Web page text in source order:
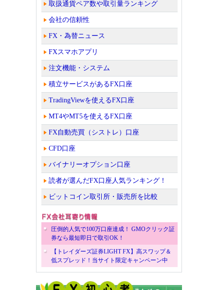
取扱通貨ペア数や取引量ランキング
会社の信頼性
FX・為替ニュース
FXスマホアプリ
注文機能・システム
積立サービスがあるFX口座
TradingViewを使えるFX口座
MT4やMT5を使えるFX口座
FX自動売買（シストレ）口座
CFD口座
バイナリーオプション口座
読者が選んだFX口座人気ランキング！
ビットコイン取引所・販売所を比較
圧倒的人気で100万口座達成！ GMOクリック証
券なら最短即日で取引OK！
【トレイダーズ証券LIGHT FX】高スワップ＆
低スプレッド！当サイト限定キャンペーン中